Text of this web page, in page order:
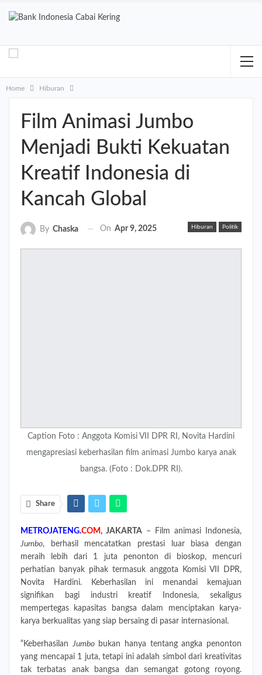
Home Hiburan
Film Animasi Jumbo
Menjadi Bukti Kekuatan
Kreatif Indonesia di
Kancah Global
Hiburan Politik
By Chaska On Apr 9, 2025
Caption Foto : Anggota Komisi VII DPR RI, Novita Hardini
mengapresiasi keberhasilan film animasi Jumbo karya anak
bangsa. (Foto : Dok.DPR RI).
Share
METROJATENG.COM, JAKARTA – Film animasi Indonesia,
Jumbo, berhasil mencatatkan prestasi luar biasa dengan
meraih lebih dari 1 juta penonton di bioskop, mencuri
perhatian banyak pihak termasuk anggota Komisi VII DPR,
Novita Hardini. Keberhasilan ini menandai kemajuan
signifikan bagi industri kreatif Indonesia, sekaligus
mempertegas kapasitas bangsa dalam menciptakan karya-
karya berkualitas yang siap bersaing di pasar internasional.
“KeberhasilanJumbobukan hanya tentang angka penonton
yang mencapai 1 juta, tetapi ini adalah simbol dari kreativitas
tak terbatas anak bangsa dan semangat gotong royong.